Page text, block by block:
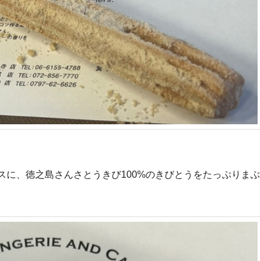
に、徳之島さんさとうきび100%のきびとうをたっぷりまぶ